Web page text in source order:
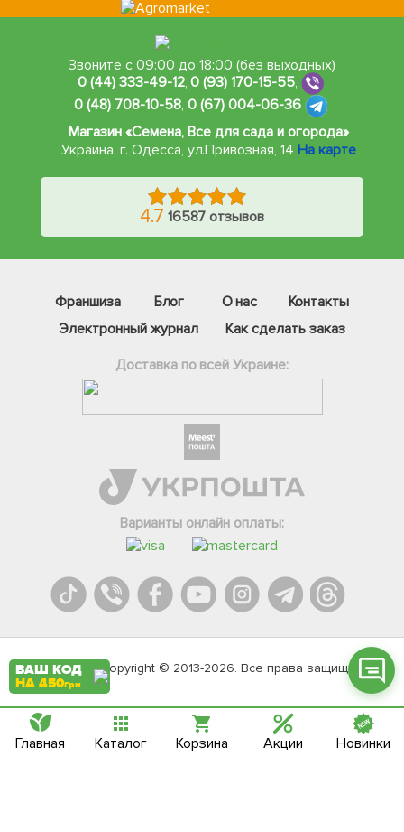
Звоните с 09:00 до 18:00 (без выходных)
0 (44) 333-49-12,0 (93) 170-15-55,
0 (48) 708-10-58, 0 (67) 004-06-36
Магазин «Семена, Все для сада и огорода»
Украина, г. Одесса, ул.Привозная, 14 На карте
4.7 16587 отзывов
Франшиза Блог О нас
Контакты
Электронный журнал
Как сделать заказ
Доставка по всей Украине:
Варианты онлайн оплаты:
Agromarket.Copyright © 2013-2026. Все права защищены
Телеграм
Вайбер
Онлайн чат
ВАШ КОД
НА 450грн
Главная Каталог Корзина Акции Новинки